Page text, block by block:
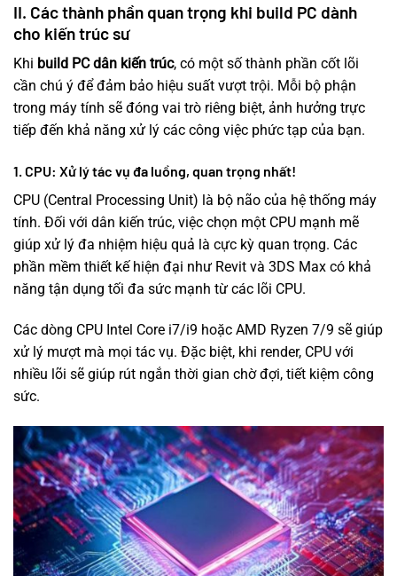
II. Các thành phần quan trọng khi build PC dành
cho kiến trúc sư
Khi build PC dân kiến trúc, có một số thành phần cốt lõi
cần chú ý để đảm bảo hiệu suất vượt trội. Mỗi bộ phận
trong máy tính sẽ đóng vai trò riêng biệt, ảnh hưởng trực
tiếp đến khả năng xử lý các công việc phức tạp của bạn.
1. CPU: Xử lý tác vụ đa luồng, quan trọng nhất!
CPU (Central Processing Unit) là bộ não của hệ thống máy
tính. Đối với dân kiến trúc, việc chọn một CPU mạnh mẽ
giúp xử lý đa nhiệm hiệu quả là cực kỳ quan trọng. Các
phần mềm thiết kế hiện đại như Revit và 3DS Max có khả
năng tận dụng tối đa sức mạnh từ các lõi CPU.
Các dòng CPU Intel Core i7/i9 hoặc AMD Ryzen 7/9 sẽ giúp
xử lý mượt mà mọi tác vụ. Đặc biệt, khi render, CPU với
nhiều lõi sẽ giúp rút ngắn thời gian chờ đợi, tiết kiệm công
sức.